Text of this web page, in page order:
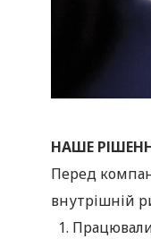
НАШЕ
Перед
внутрішній
1.